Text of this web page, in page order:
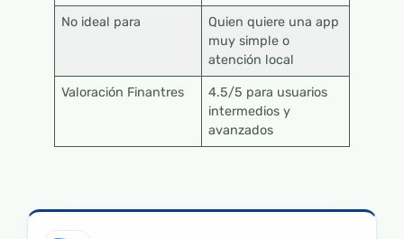
No ideal para
Quien quiere una app
muy simple o
atención local
Valoración Finantres
4.5/5 para usuarios
intermedios y
avanzados